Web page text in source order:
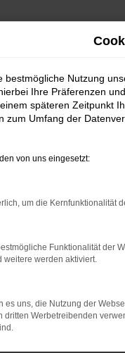
bestimmter
beheben.
auf dem
kann auch
uns bitte. Wir
bestmögliche Nutzung
Ihre Präferenzen
späteren Zeitpunkt
zum Umfang der
von uns eingesetzt:
um die Kernfunktionalität
Funktionalität der
weitere werden aktiviert.
es uns, die Nutzung der
dritten Werbetreibenden